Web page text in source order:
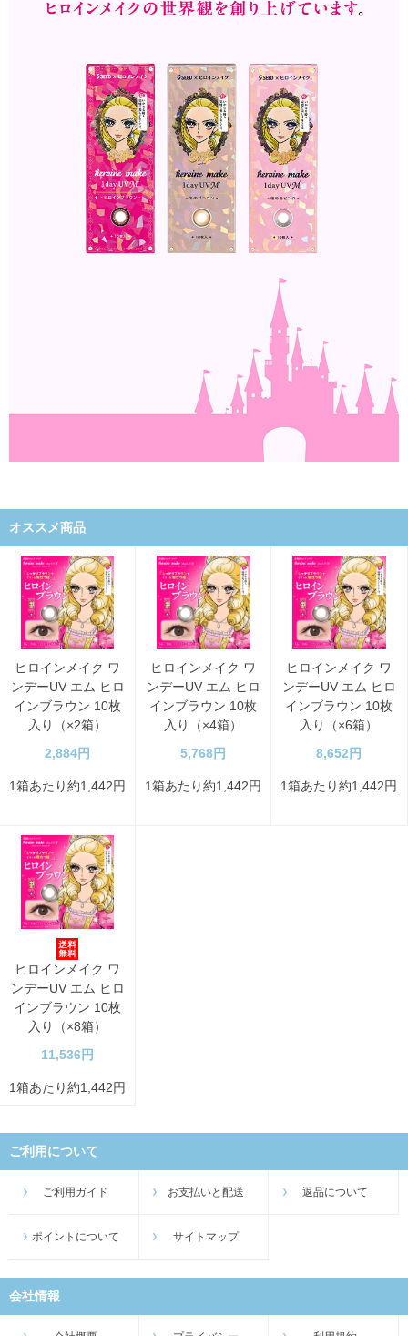
オススメ商品
ヒロインメイク ワ
ンデーUV エム ヒロ
インブラウン 10枚
入り（×2箱）
2,884円
1箱あたり約1,442円
ヒロインメイク ワ
ンデーUV エム ヒロ
インブラウン 10枚
入り（×4箱）
5,768円
1箱あたり約1,442円
ヒロインメイク ワ
ンデーUV エム ヒロ
インブラウン 10枚
入り（×6箱）
8,652円
1箱あたり約1,442円
ヒロインメイク ワ
ンデーUV エム ヒロ
インブラウン 10枚
入り（×8箱）
11,536円
1箱あたり約1,442円
ご利用について
ご利用ガイド お支払いと配送 返品について
ポイントについて サイトマップ
会社情報